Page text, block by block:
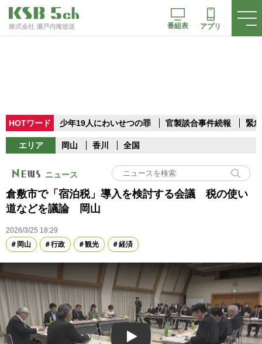
株式会社 瀬戸内海放送 番組表 アプリ
HOTワード 少年19人にわいせつの罪 官製談合事件続報 緊
エリア 岡山 香川 全国
ニュース
倉敷市で「宿泊税」導入を検討する会議 税の使い
道などを議論 岡山
2026/3/25 18:29
岡山
行政 観光 経済
Play